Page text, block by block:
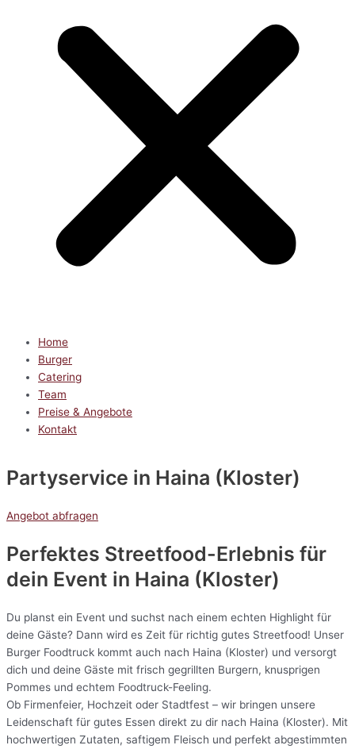
Home
Burger
Catering
Team
Preise & Angebote
Kontakt
Partyservice in Haina (Kloster)
Angebot abfragen
Perfektes Streetfood-Erlebnis für
dein Event in Haina (Kloster)
Du planst ein Event und suchst nach einem echten Highlight für
deine Gäste? Dann wird es Zeit für richtig gutes Streetfood! Unser
Burger Foodtruck kommt auch nach Haina (Kloster) und versorgt
dich und deine Gäste mit frisch gegrillten Burgern, knusprigen
Pommes und echtem Foodtruck-Feeling.
Ob Firmenfeier, Hochzeit oder Stadtfest – wir bringen unsere
Leidenschaft für gutes Essen direkt zu dir nach Haina (Kloster). Mit
hochwertigen Zutaten, saftigem Fleisch und perfekt abgestimmten